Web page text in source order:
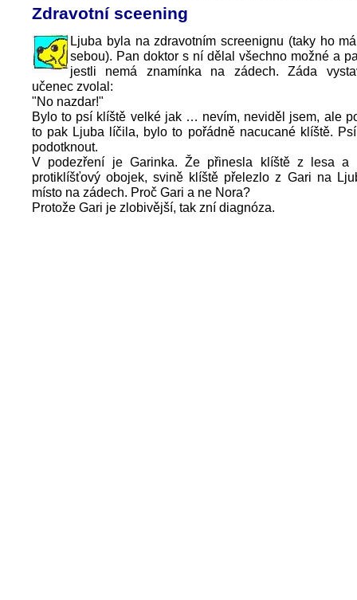
Zdravotní sceening
Ljuba byla na zdravotním screenignu (taky ho
sebou). Pan doktor s ní dělal všechno možné a
jestli nemá znamínka na zádech. Záda
učenec zvolal:
"No nazdar!"
Bylo to psí klíště velké jak … nevím, neviděl jsem, ale
to pak Ljuba líčila, bylo to pořádně nacucané klíště.
podotknout.
V podezření je Garinka. Že přinesla klíště z lesa a
protiklíšťový obojek, svině klíště přelezlo z Gari na
místo na zádech. Proč Gari a ne Nora?
Protože Gari je zlobivější, tak zní diagnóza.